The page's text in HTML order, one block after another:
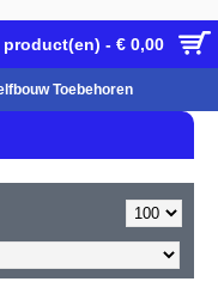
product(en) - € 0,00
Toebehoren